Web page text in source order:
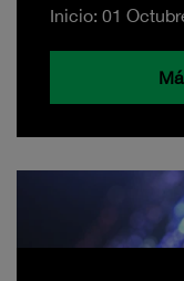
Inicio: 01